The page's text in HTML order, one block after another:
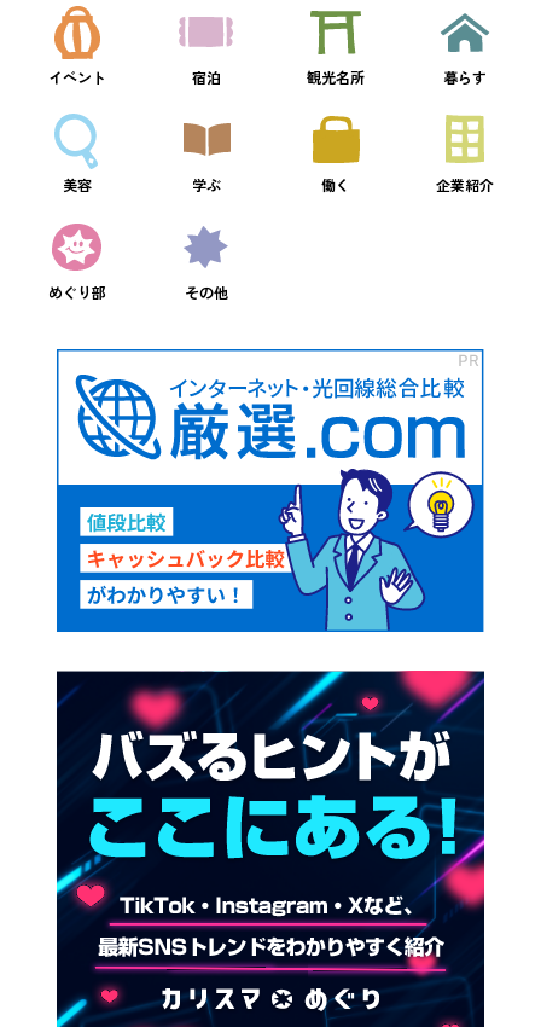
イベント 宿泊 観光名所 暮らす
美容 学ぶ 働く 企業紹介
めぐり部 その他